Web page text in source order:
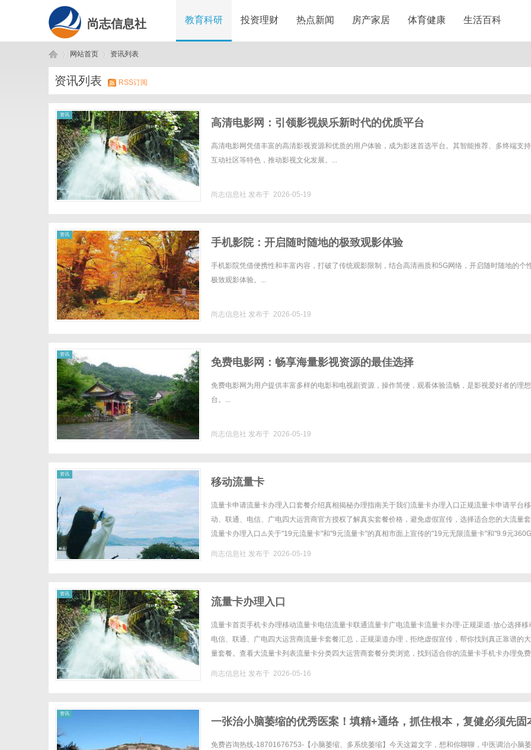
尚志信息社 教育科研 投资理财 热点新闻 房产家居 体育健康 生活百科
尚 ›
网站首页
›
资讯列表
资讯列表 RSS订阅
资讯
高清电影网：引领影视娱乐新时代的优质平台
高清电影网凭借丰富的高清影视资源和优质的用户体验，成为影迷首选平台。其智能推荐、多终端支
互动社区等特色，推动影视文化发展。...
尚志信息社 发布于 2026-05-19
资讯
手机影院：开启随时随地的极致观影体验
手机影院凭借便携性和丰富内容，打破了传统观影限制，结合高清画质和5G网络，开启随时随地的个
极致观影体验。...
尚志信息社 发布于 2026-05-19
资讯
免费电影网：畅享海量影视资源的最佳选择
免费电影网为用户提供丰富多样的电影和电视剧资源，操作简便，观看体验流畅，是影视爱好者的理
台。...
尚志信息社 发布于 2026-05-19
资讯
移动流量卡
流量卡申请流量卡办理入口套餐介绍真相揭秘办理指南关于我们流量卡办理入口正规流量卡申请平台移
动、联通、电信、广电四大运营商官方授权了解真实套餐价格，避免虚假宣传，选择适合您的大流量
流量卡办理入口⚠️关于"19元流量卡"和"9元流量卡"的真相市面上宣传的"19元无限流量卡"和"9.9元
尚志信息社 发布于 2026-05-19
资讯
流量卡办理入口
流量卡首页手机卡办理移动流量卡电信流量卡联通流量卡广电流量卡流量卡办理-正规渠道·放心选择移
电信、联通、广电四大运营商流量卡套餐汇总，正规渠道办理，拒绝虚假宣传，帮你找到真正靠谱的
量套餐。查看大流量卡列表流量卡分类四大运营商套餐分类浏览，找到适合你的流量卡手机卡办理免
尚志信息社 发布于 2026-05-16
资讯
一张治小脑萎缩的优秀医案！填精+通络，抓住根本，复健必须先固
免费咨询热线-18701676753-【小脑萎缩、多系统萎缩】今天这篇文字，想和你聊聊，中医调治小脑